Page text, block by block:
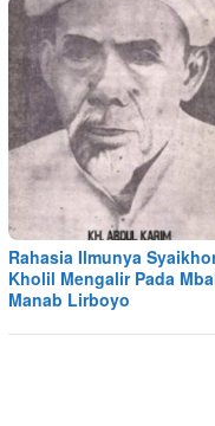
Rahasia Ilmunya
Kholil Mengalir Pada
Manab Lirboyo